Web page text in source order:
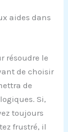
aides dans
résoudre le
de choisir
de
Si,
toujours
frustré, il